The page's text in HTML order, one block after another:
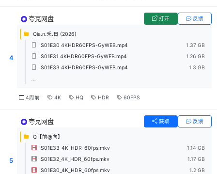
4
夸克网盘 打开 反馈
Qia.n.禾.日 (2026)
S01E30 4KHDR60FPS-GyWEB.mp4
1.37 GB
S01E31 4KHDR60FPS-GyWEB.mp4
1.26 GB
S01E33 4KHDR60FPS-GyWEB.mp4
1.3 GB
...
4周前 4K HQ HDR 60FPS
5
夸克网盘 获取 反馈
Q【前@向】
S01E33_4K_HDR_60fps.mkv
1.14 GB
S01E32_4K_HDR_60fps.mkv
1.17 GB
S01E30_4K_HDR_60fps.mkv
1.2 GB